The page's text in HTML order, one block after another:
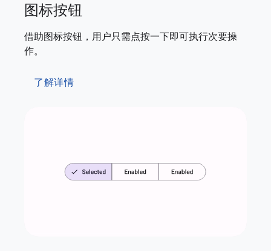
图标按钮
借助图标按钮，用户只需点按一下即可执行次要操
作。
了解详情